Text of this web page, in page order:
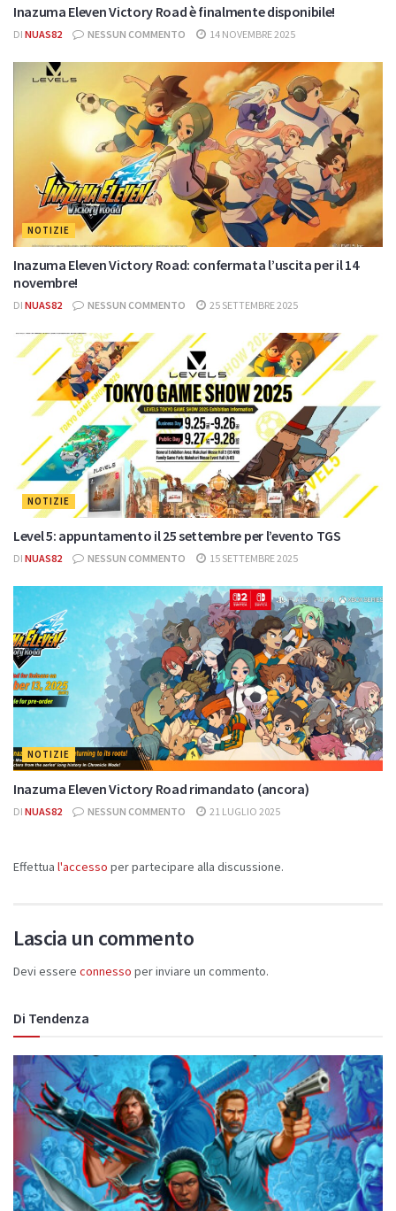
Inazuma Eleven Victory Road è finalmente disponibile!
DI NUAS82 NESSUN COMMENTO 14 NOVEMBRE 2025
NOTIZIE
Inazuma Eleven Victory Road: confermata l’uscita per il 14
novembre!
DI NUAS82 NESSUN COMMENTO 25 SETTEMBRE 2025
NOTIZIE
Level 5: appuntamento il 25 settembre per l’evento TGS
DI NUAS82 NESSUN COMMENTO 15 SETTEMBRE 2025
NOTIZIE
Inazuma Eleven Victory Road rimandato (ancora)
DI NUAS82 NESSUN COMMENTO 21 LUGLIO 2025
Effettua l'accesso per partecipare alla discussione.
Lascia un commento
Devi essere connesso per inviare un commento.
Di Tendenza